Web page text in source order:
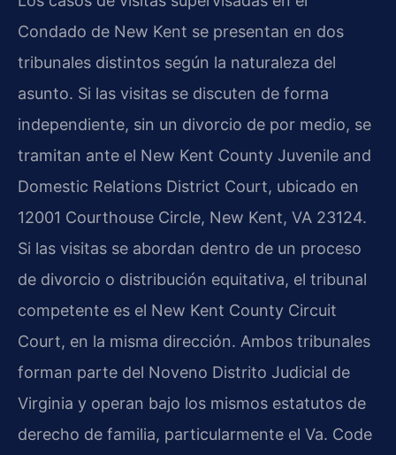
Condado de New Kent se presentan en dos
tribunales distintos según la naturaleza del
asunto. Si las visitas se discuten de forma
independiente, sin un divorcio de por medio, se
tramitan ante el New Kent County Juvenile and
Domestic Relations District Court, ubicado en
12001 Courthouse Circle, New Kent, VA 23124.
Si las visitas se abordan dentro de un proceso
de divorcio o distribución equitativa, el tribunal
competente es el New Kent County Circuit
Court, en la misma dirección. Ambos tribunales
forman parte del Noveno Distrito Judicial de
Virginia y operan bajo los mismos estatutos de
derecho de familia, particularmente el Va. Code